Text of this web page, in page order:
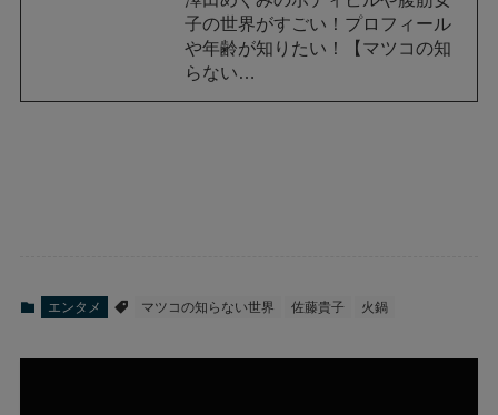
子の世界がすごい！プロフィール
や年齢が知りたい！【マツコの知
らない…
エンタメ マツコの知らない世界 佐藤貴子 火鍋